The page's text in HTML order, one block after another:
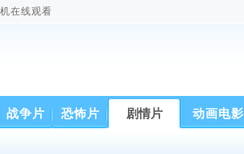
在线观看
战争片 恐怖片 剧情片 动画电影